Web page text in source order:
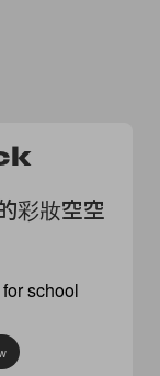
彩妝空空
school